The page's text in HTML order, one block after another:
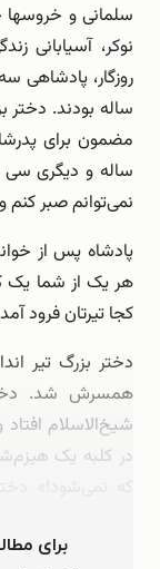
سلمانی و خروسها
نوکر، آسیابانی
روزگار،
ساله بودند. دختر
مضمون برای
ساله و دیگری سی
نمی‌توانم صبر
پادشاه پس از
هر یک از شما یک
کجا تیرتان فرود
دختر بزرگ تیر
همسرش شد.
شیخ‌الاسلام
در کلبه یک
برای